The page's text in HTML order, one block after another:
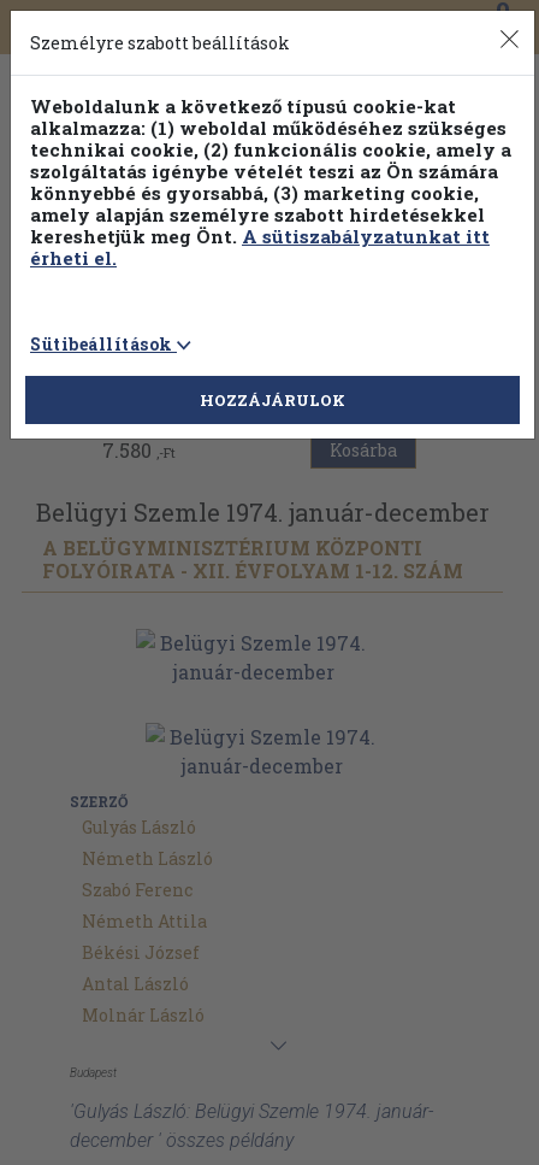
Toggle
navigation
0
Vissza az előző oldalra
7.580 ,-Ft Kosárba
Belügyi Szemle 1974. január-december
A BELÜGYMINISZTÉRIUM KÖZPONTI
FOLYÓIRATA - XII. ÉVFOLYAM 1-12. SZÁM
SZERZŐ
Gulyás László
Németh László
Szabó Ferenc
Németh Attila
Békési József
Antal László
Molnár László
Budapest
'Gulyás László: Belügyi Szemle 1974. január-
december ' összes példány
Személyre szabott beállítások
Weboldalunk a következő típusú cookie-kat
alkalmazza: (1) weboldal működéséhez szükséges
technikai cookie, (2) funkcionális cookie, amely a
szolgáltatás igénybe vételét teszi az Ön számára
könnyebbé és gyorsabbá, (3) marketing cookie,
amely alapján személyre szabott hirdetésekkel
kereshetjük meg Önt. A sütiszabályzatunkat itt
érheti el.
Sütibeállítások
HOZZÁJÁRULOK